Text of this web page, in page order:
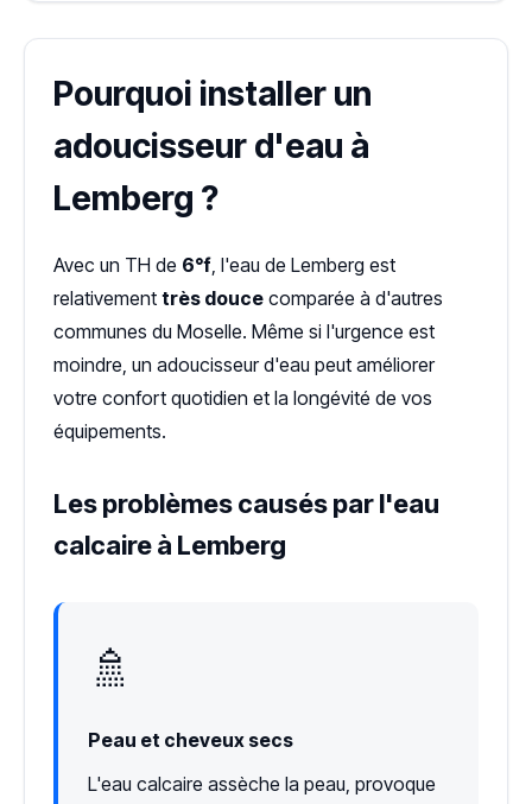
Pourquoi installer un
adoucisseur d'eau à
Lemberg ?
Avec un TH de 6°f, l'eau de Lemberg est
relativement très douce comparée à d'autres
communes du Moselle. Même si l'urgence est
moindre, un adoucisseur d'eau peut améliorer
votre confort quotidien et la longévité de vos
équipements.
Les problèmes causés par l'eau
calcaire à Lemberg
🚿
Peau et cheveux secs
L'eau calcaire assèche la peau, provoque